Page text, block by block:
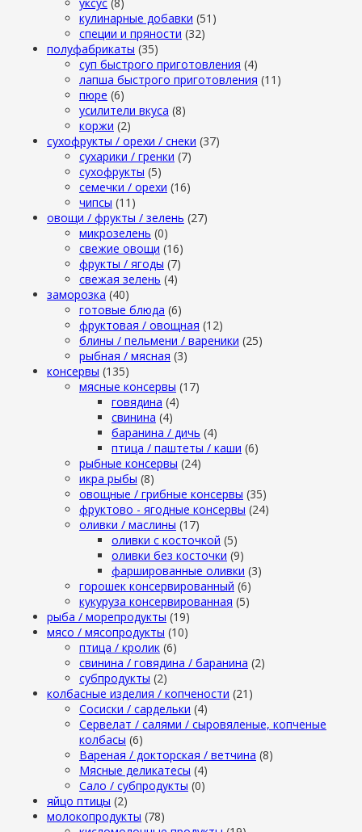
кулинарные добавки (51)
специи и пряности (32)
полуфабрикаты (35)
суп быстрого приготовления (4)
лапша быстрого приготовления (11)
пюре (6)
усилители вкуса (8)
коржи (2)
сухофрукты / орехи / снеки (37)
сухарики / гренки (7)
сухофрукты (5)
семечки / орехи (16)
чипсы (11)
овощи / фрукты / зелень (27)
микрозелень (0)
свежие овощи (16)
фрукты / ягоды (7)
свежая зелень (4)
заморозка (40)
готовые блюда (6)
фруктовая / овощная (12)
блины / пельмени / вареники (25)
рыбная / мясная (3)
консервы (135)
мясные консервы (17)
говядина (4)
свинина (4)
баранина / дичь (4)
птица / паштеты / каши (6)
рыбные консервы (24)
икра рыбы (8)
овощные / грибные консервы (35)
фруктово - ягодные консервы (24)
оливки / маслины (17)
оливки с косточкой (5)
оливки без косточки (9)
фаршированные оливки (3)
горошек консервированный (6)
кукуруза консервированная (5)
рыба / морепродукты (19)
мясо / мясопродукты (10)
птица / кролик (6)
свинина / говядина / баранина (2)
субпродукты (2)
колбасные изделия / копчености (21)
Сосиски / сардельки (4)
Сервелат / салями / сыровяленые, копченые
колбасы (6)
Вареная / докторская / ветчина (8)
Мясные деликатесы (4)
Сало / субпродукты (0)
яйцо птицы (2)
молокопродукты (78)